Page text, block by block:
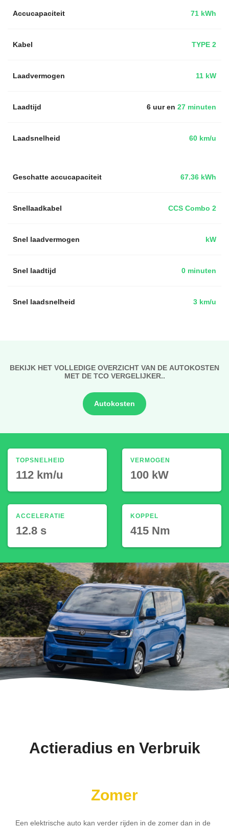
Accucapaciteit 71 kWh
Kabel TYPE 2
Laadvermogen 11 kW
Laadtijd 6 uur en 27 minuten
Laadsnelheid 60 km/u
67.36 kWh
Geschatte accucapaciteit
Snellaadkabel CCS Combo 2
Snel laadvermogen kW
Snel laadtijd 0 minuten
Snel laadsnelheid 3 km/u
BEKIJK HET VOLLEDIGE OVERZICHT VAN DE AUTOKOSTEN
MET DE TCO VERGELIJKER..
Autokosten
TOPSNELHEID
112 km/u
ACCELERATIE
12.8 s
VERMOGEN
100 kW
KOPPEL
415 Nm
Actieradius en Verbruik
Zomer
Een elektrische auto kan verder rijden in de zomer dan in de